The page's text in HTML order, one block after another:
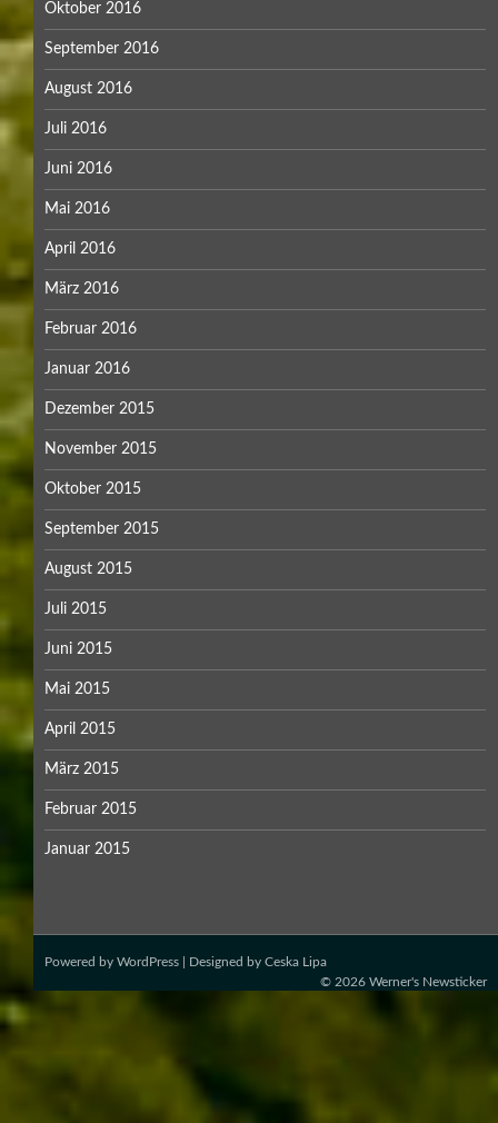
Oktober 2016
September 2016
August 2016
Juli 2016
Juni 2016
Mai 2016
April 2016
März 2016
Februar 2016
Januar 2016
Dezember 2015
November 2015
Oktober 2015
September 2015
August 2015
Juli 2015
Juni 2015
Mai 2015
April 2015
März 2015
Februar 2015
Januar 2015
Powered by WordPress | Designed by Ceska Lipa
© 2026 Werner's Newsticker